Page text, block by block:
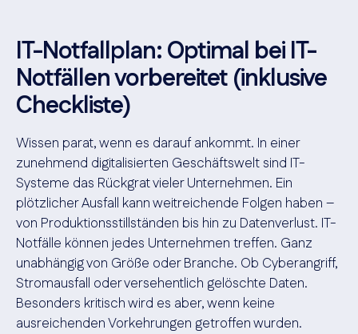
IT-Notfallplan: Optimal bei IT-
Notfällen vorbereitet (inklusive
Checkliste)
Wissen parat, wenn es darauf ankommt. In einer
zunehmend digitalisierten Geschäftswelt sind IT-
Systeme das Rückgrat vieler Unternehmen. Ein
plötzlicher Ausfall kann weitreichende Folgen haben –
von Produktionsstillständen bis hin zu Datenverlust. IT-
Notfälle können jedes Unternehmen treffen. Ganz
unabhängig von Größe oder Branche. Ob Cyberangriff,
Stromausfall oder versehentlich gelöschte Daten.
Besonders kritisch wird es aber, wenn keine
ausreichenden Vorkehrungen getroffen wurden.